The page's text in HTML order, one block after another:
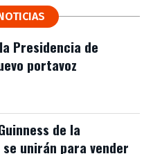
Presidencia de
portavoz
de la
unirán para vender